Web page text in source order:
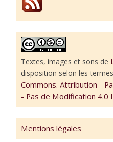
Textes, images et sons de
disposition selon les
Commons. Attribution -
- Pas de Modification 4.0
Mentions légales